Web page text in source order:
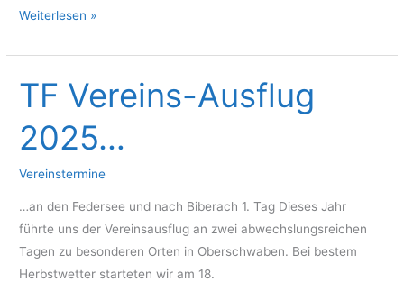
Faschingstraining
11.02.26
–
„All
together“
Weiterlesen »
TF Vereins-Ausflug
2025…
Vereinstermine
…an den Federsee und nach Biberach 1. Tag Dieses Jahr
führte uns der Vereinsausflug an zwei abwechslungsreichen
Tagen zu besonderen Orten in Oberschwaben. Bei bestem
Herbstwetter starteten wir am 18.